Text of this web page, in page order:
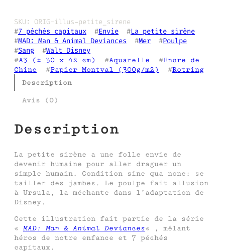
SKU:
ORIG-illus-petite_sirene
#7 péchés capitaux
  #
Envie
  #
La petite sirène
#MAD: Man & Animal Deviances
  #
Mer
  #
Poulpe
#Sang
  #
Walt Disney
#A3 (± 30 x 42 cm)
  #
Aquarelle
  #
Encre de
Chine
  #
Papier Montval (300g/m2)
  #
Rotring
Description
Avis (0)
Description
La petite sirène a une folle envie de
devenir humaine pour aller draguer un
simple humain. Condition sine qua none: se
tailler des jambes. Le poulpe fait allusion
à Ursula, la méchante dans l’adaptation de
Disney.
Cette illustration fait partie de la série
«MAD: Man & Animal Deviances« , mêlant
héros de notre enfance et 7 péchés
capitaux.